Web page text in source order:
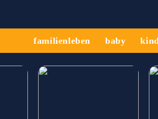
familienleben baby